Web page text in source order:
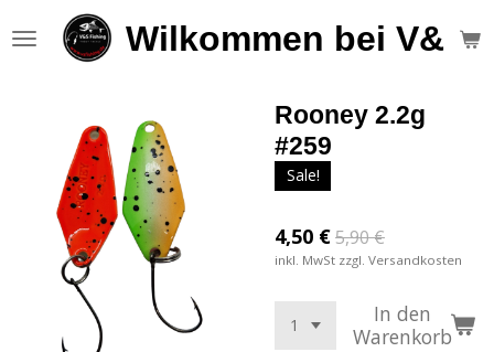
Hauptinhalt
Wilkommen bei V&S
Rooney 2.2g
#259
Sale!
4,50 €5,90 €
inkl. MwSt zzgl. Versandkosten
In den
Warenkorb